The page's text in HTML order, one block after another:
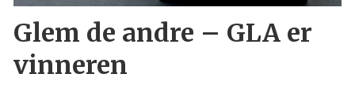
Glem de andre – GLA er
vinneren